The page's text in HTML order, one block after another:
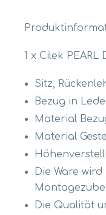
1 x Cilek PEARL
Sitz,
Bezug in
Material
Material
Die Ware
Die Qualität